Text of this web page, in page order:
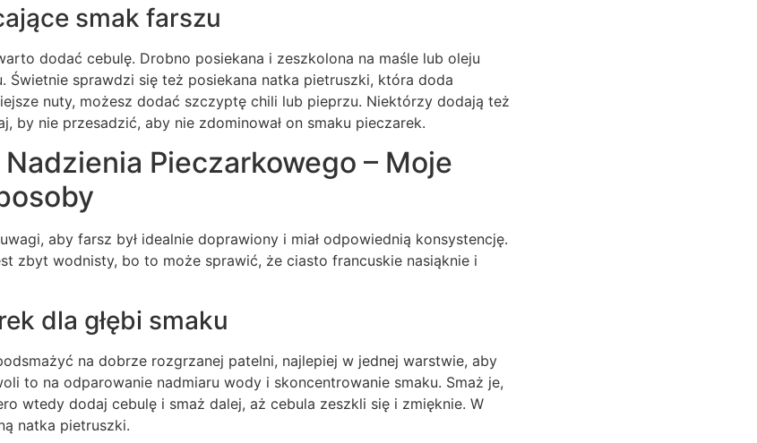
smak farszu
dodać cebulę. Drobno posiekana i zeszkolona na maśle lub oleju
Świetnie sprawdzi się też posiekana natka pietruszki, która doda
nuty, możesz dodać szczyptę chili lub pieprzu. Niektórzy dodają też
by nie przesadzić, aby nie zdominował on smaku pieczarek.
Pieczarkowego – Moje
aby farsz był idealnie doprawiony i miał odpowiednią konsystencję.
zbyt wodnisty, bo to może sprawić, że ciasto francuskie nasiąknie i
dla głębi smaku
na dobrze rozgrzanej patelni, najlepiej w jednej warstwie, aby
to na odparowanie nadmiaru wody i skoncentrowanie smaku. Smaż je,
wtedy dodaj cebulę i smaż dalej, aż cebula zeszkli się i zmięknie. W
natka pietruszki.